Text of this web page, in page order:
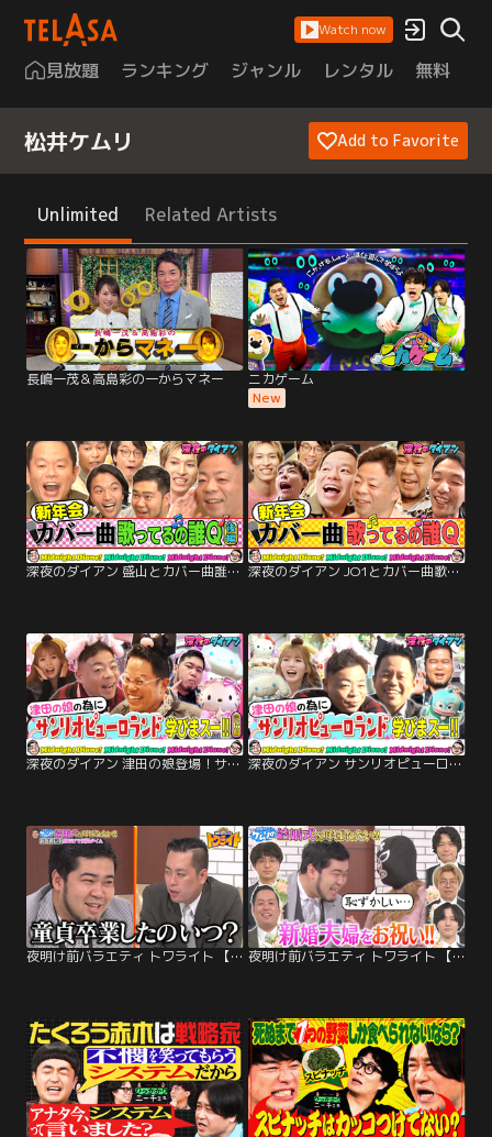
Watch now
見放題 ランキング ジャンル レンタル 無料
松井ケムリ Add to Favorite
Unlimited Related Artists
長嶋一茂＆高島彩の一からマネー
ニカゲーム
New
深夜のダイアン 盛山とカバー曲誰Q完結！JO1金城＆さや香＆令和ロマンケムリ 深夜のダイアン JO1とカバー曲歌うの誰Q！！見取り図盛山＆さや香＆令和ロマンケムリ＆金城
深夜のダイアン 津田の娘登場！サンリオピューロランドで令和ロマンケムリと学びまスー！！完結編 深夜のダイアン サンリオピューロランドで津田の娘の為に学びまスー！！令和ロマンケムリとハローキティのパーティーへ
夜明け前バラエティ トワライト 【令和ロマンケムリの結婚式に呼ばれたい！！完結編】 夜明け前バラエティ トワライト 【令和ロマンケムリの結婚式に呼ばれたい！！】